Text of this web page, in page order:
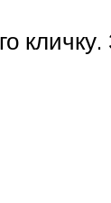
кличку.